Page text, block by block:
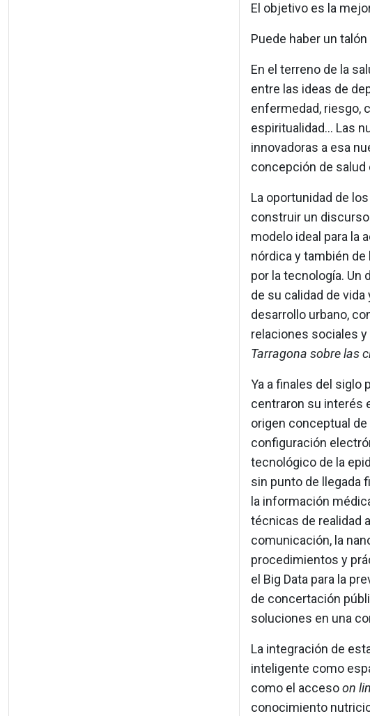
El objetivo es la
Puede haber un
En el terreno de la
entre las ideas de
enfermedad, riesgo,
espiritualidad... Las
innovadoras a esa
concepción de salud
La oportunidad de
construir un
modelo ideal para la
nórdica y también
por la tecnología. Un
de su calidad de
desarrollo urbano,
relaciones sociales
Tarragona sobre las
Ya a finales del siglo
centraron su interés
origen conceptual
configuración
tecnológico de la
sin punto de llegada
la información
técnicas de realidad
comunicación, la
procedimientos y
el Big Data para la
de concertación
soluciones en una
La integración de
inteligente como
como el accesoon
conocimiento